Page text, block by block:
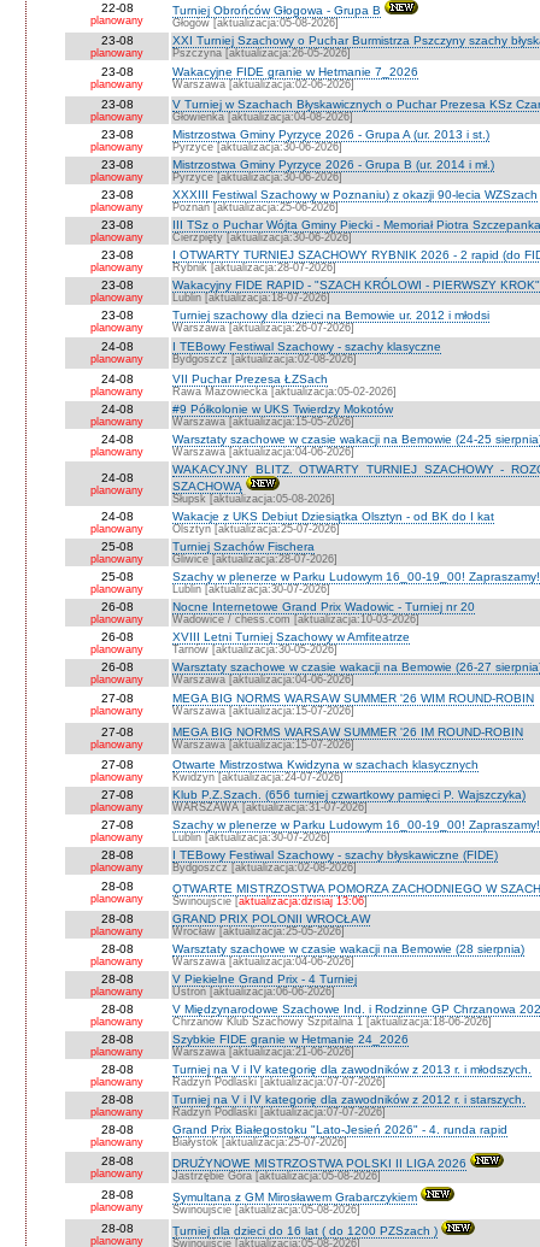
22-08
planowany
Turniej Obrońców Głogowa - Grupa B
Głogów [aktualizacja:05-08-2026]
23-08
planowany
XXI Turniej Szachowy o Puchar Burmistrza Pszczyny szachy
Pszczyna [aktualizacja:26-05-2026]
23-08
planowany
Wakacyjne FIDE granie w Hetmanie 7_2026
Warszawa [aktualizacja:02-06-2026]
23-08
planowany
V Turniej w Szachach Błyskawicznych o Puchar Prezesa KSz
Głowienka [aktualizacja:04-08-2026]
23-08
planowany
Mistrzostwa Gminy Pyrzyce 2026 - Grupa A (ur. 2013 i st.)
Pyrzyce [aktualizacja:30-06-2026]
23-08
planowany
Mistrzostwa Gminy Pyrzyce 2026 - Grupa B (ur. 2014 i mł.)
Pyrzyce [aktualizacja:30-06-2026]
23-08
planowany
XXXIII Festiwal Szachowy w Poznaniu) z okazji 90-lecia WZSzach
Poznań [aktualizacja:25-06-2026]
23-08
planowany
III TSz o Puchar Wójta Gminy Piecki - Memoriał Piotra
Cierzpięty [aktualizacja:30-06-2026]
23-08
planowany
I OTWARTY TURNIEJ SZACHOWY RYBNIK 2026 - 2 rapid (do
Rybnik [aktualizacja:28-07-2026]
23-08
planowany
Wakacyjny FIDE RAPID - "SZACH KRÓLOWI - PIERWSZY
Lublin [aktualizacja:18-07-2026]
23-08
planowany
Turniej szachowy dla dzieci na Bemowie ur. 2012 i młodsi
Warszawa [aktualizacja:26-07-2026]
24-08
planowany
I TEBowy Festiwal Szachowy - szachy klasyczne
Bydgoszcz [aktualizacja:02-08-2026]
24-08
planowany
VII Puchar Prezesa ŁZSach
Rawa Mazowiecka [aktualizacja:05-02-2026]
24-08
planowany
#9 Półkolonie w UKS Twierdzy Mokotów
Warszawa [aktualizacja:15-05-2026]
24-08
planowany
Warsztaty szachowe w czasie wakacji na Bemowie (24-25
Warszawa [aktualizacja:04-06-2026]
24-08
planowany
WAKACYJNY BLITZ. OTWARTY TURNIEJ SZACHOWY -
SZACHOWĄ
Słupsk [aktualizacja:05-08-2026]
24-08
planowany
Wakacje z UKS Debiut Dziesiątka Olsztyn - od BK do I kat
Olsztyn [aktualizacja:25-07-2026]
25-08
planowany
Turniej Szachów Fischera
Gliwice [aktualizacja:28-07-2026]
25-08
planowany
Szachy w plenerze w Parku Ludowym 16_00-19_00! Zapraszamy!
Lublin [aktualizacja:30-07-2026]
26-08
planowany
Nocne Internetowe Grand Prix Wadowic - Turniej nr 20
Wadowice / chess.com [aktualizacja:10-03-2026]
26-08
planowany
XVIII Letni Turniej Szachowy w Amfiteatrze
Tarnów [aktualizacja:30-05-2026]
26-08
planowany
Warsztaty szachowe w czasie wakacji na Bemowie (26-27
Warszawa [aktualizacja:04-06-2026]
27-08
planowany
MEGA BIG NORMS WARSAW SUMMER '26 WIM ROUND-ROBIN
Warszawa [aktualizacja:15-07-2026]
27-08
planowany
MEGA BIG NORMS WARSAW SUMMER '26 IM ROUND-ROBIN
Warszawa [aktualizacja:15-07-2026]
27-08
planowany
Otwarte Mistrzostwa Kwidzyna w szachach klasycznych
Kwidzyn [aktualizacja:24-07-2026]
27-08
planowany
Klub P.Z.Szach. (656 turniej czwartkowy pamięci P. Wajszczyka)
WARSZAWA [aktualizacja:31-07-2026]
27-08
planowany
Szachy w plenerze w Parku Ludowym 16_00-19_00! Zapraszamy!
Lublin [aktualizacja:30-07-2026]
28-08
planowany
I TEBowy Festiwal Szachowy - szachy błyskawiczne (FIDE)
Bydgoszcz [aktualizacja:02-08-2026]
28-08
planowany
OTWARTE MISTRZOSTWA POMORZA ZACHODNIEGO W
Świnoujście [aktualizacja:dzisiaj 13:06]
28-08
planowany
GRAND PRIX POLONII WROCŁAW
Wrocław [aktualizacja:25-05-2026]
28-08
planowany
Warsztaty szachowe w czasie wakacji na Bemowie (28 sierpnia)
Warszawa [aktualizacja:04-06-2026]
28-08
planowany
V Piekielne Grand Prix - 4 Turniej
Ustroń [aktualizacja:06-06-2026]
28-08
planowany
V Międzynarodowe Szachowe Ind. i Rodzinne GP Chrzanowa
Chrzanów Klub Szachowy Szpitalna 1 [aktualizacja:18-06-2026]
28-08
planowany
Szybkie FIDE granie w Hetmanie 24_2026
Warszawa [aktualizacja:21-06-2026]
28-08
planowany
Turniej na V i IV kategorię dla zawodników z 2013 r. i młodszych.
Radzyń Podlaski [aktualizacja:07-07-2026]
28-08
planowany
Turniej na V i IV kategorię dla zawodników z 2012 r. i starszych.
Radzyń Podlaski [aktualizacja:07-07-2026]
28-08
planowany
Grand Prix Białegostoku "Lato-Jesień 2026" - 4. runda rapid
Białystok [aktualizacja:25-07-2026]
28-08
planowany
DRUŻYNOWE MISTRZOSTWA POLSKI II LIGA 2026
Jastrzębie Góra [aktualizacja:05-08-2026]
28-08
planowany
Symultana z GM Mirosławem Grabarczykiem
Świnoujście [aktualizacja:05-08-2026]
28-08
planowany
Turniej dla dzieci do 16 lat ( do 1200 PZSzach )
Świnoujście [aktualizacja:05-08-2026]